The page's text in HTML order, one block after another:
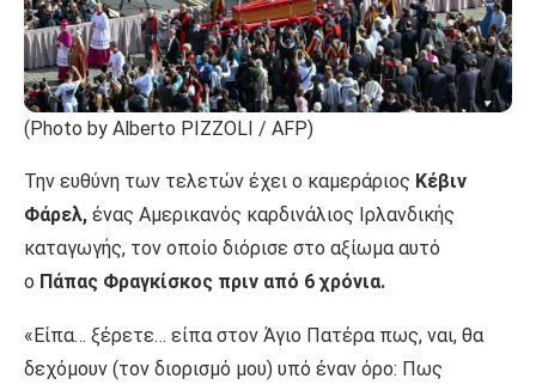
(Photo by Alberto PIZZOLI / AFP)
Την ευθύνη των τελετών έχει ο καμεράριος Κέβιν
Φάρελ, ένας Αμερικανός καρδινάλιος Ιρλανδικής
καταγωγής, τον οποίο διόρισε στο αξίωμα αυτό
ο Πάπας Φραγκίσκος πριν από 6 χρόνια.
«Είπα… ξέρετε… είπα στον Άγιο Πατέρα πως, ναι, θα
δεχόμουν (τον διορισμό μου) υπό έναν όρο: Πως